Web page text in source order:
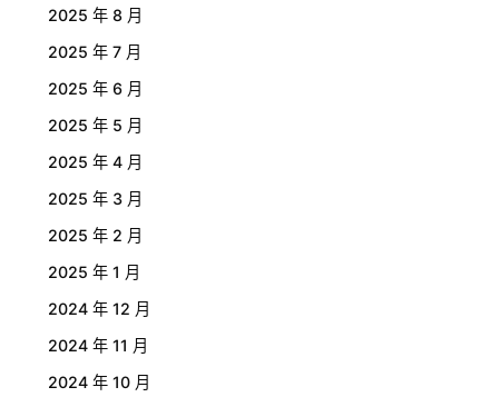
2025 年 8 月
2025 年 7 月
2025 年 6 月
2025 年 5 月
2025 年 4 月
2025 年 3 月
2025 年 2 月
2025 年 1 月
2024 年 12 月
2024 年 11 月
2024 年 10 月